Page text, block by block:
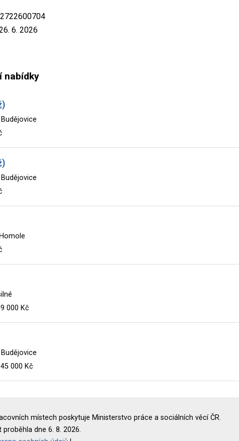
6. 2026
nabídky
Budějovice
Budějovice
000 Kč
Budějovice
000 Kč
místech poskytuje Ministerstvo práce a sociálních věcí ČR.
dne 6. 8. 2026.